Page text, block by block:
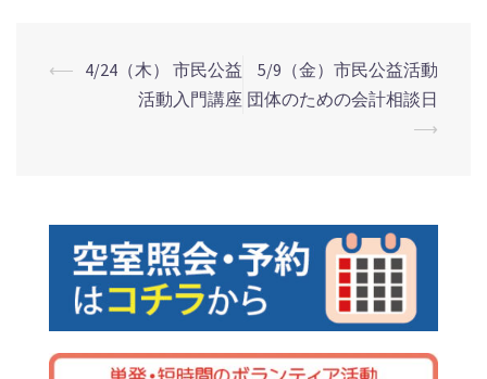
ゲ
ン
⟵ 4/24（木） 市民公益
活動入門講座
5/9（金）市民公益活動
団体のための会計相談日
⟶